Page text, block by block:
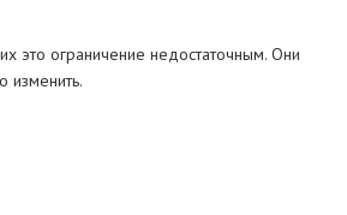
это ограничение недостаточным. Они
изменить.